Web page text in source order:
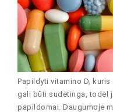
Papildyti vitamino D,
gali būti sudėtinga, todėl
papildomai. Daugumoje